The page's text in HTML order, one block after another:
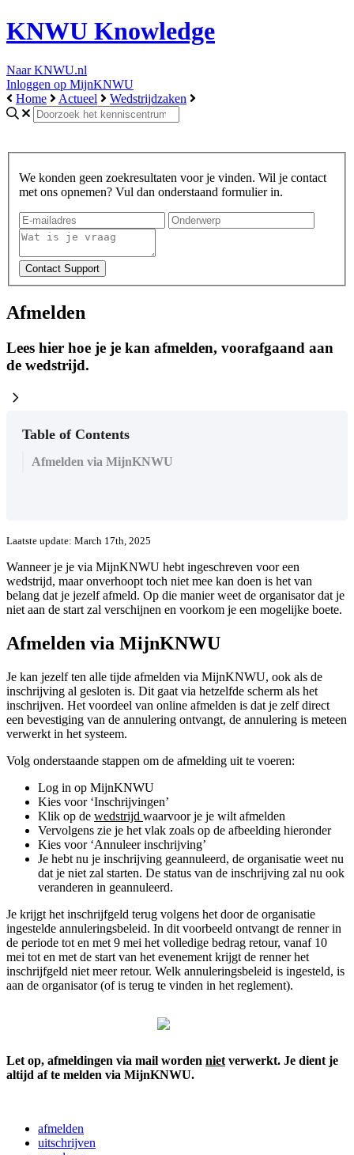
KNWU Knowledge
Naar KNWU.nl
Inloggen op MijnKNWU
Home
Actueel Wedstrijdzaken
We konden geen zoekresultaten voor je vinden. Wil je contact
met ons opnemen? Vul dan onderstaand formulier in.
Afmelden
Lees hier hoe je je kan afmelden, voorafgaand aan
de wedstrijd.
chevron_right
Table of Contents
Afmelden via MijnKNWU
Laatste update: March 17th, 2025
Wanneer je je via MijnKNWU hebt ingeschreven voor een
wedstrijd, maar onverhoopt toch niet mee kan doen is het van
belang dat je jezelf afmeld. Op die manier weet de organisator dat je
niet aan de start zal verschijnen en voorkom je een mogelijke boete.
Afmelden via MijnKNWU
Je kan jezelf ten alle tijde afmelden via MijnKNWU, ook als de
inschrijving al gesloten is. Dit gaat via hetzelfde scherm als het
inschrijven. Het voordeel van online afmelden is dat je zelf direct
een bevestiging van de annulering ontvangt, de annulering is meteen
verwerkt in het systeem.
Volg onderstaande stappen om de afmelding uit te voeren:
Log in op MijnKNWU
Kies voor ‘Inschrijvingen’
Klik op de wedstrijd waarvoor je je wilt afmelden
Vervolgens zie je het vlak zoals op de afbeelding hieronder
Kies voor ‘Annuleer inschrijving’
Je hebt nu je inschrijving geannuleerd, de organisatie weet nu
dat je niet zal starten. De status van de inschrijving zal nu ook
veranderen in geannuleerd.
Je krijgt het inschrijfgeld terug volgens het door de organisatie
ingestelde annuleringsbeleid. In dit voorbeeld ontvangt de renner in
de periode tot en met 9 mei het volledige bedrag retour, vanaf 10
mei tot en met de start van het evenement krijgt de renner het
inschrijfgeld niet meer retour. Welk annuleringsbeleid is ingesteld, is
aan de organisator (of is terug te vinden in het reglement).
Let op, afmeldingen via mail worden niet verwerkt. Je dient je
altijd af te melden via MijnKNWU.
afmelden
uitschrijven